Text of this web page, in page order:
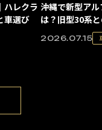
ハレクラ
車選び
沖縄で新型ア
は？旧型30系
2026.07.15